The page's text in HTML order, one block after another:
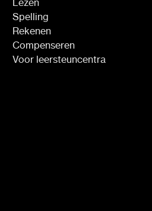
Spelling
Rekenen
Compenseren
Voor leersteuncentra